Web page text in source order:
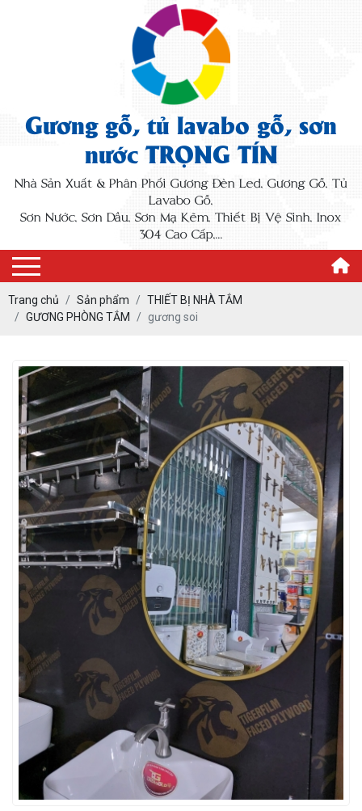
Gương gỗ, tủ lavabo gỗ, sơn
nước TRỌNG TÍN
Nhà Sản Xuất & Phân Phối Gương Đèn Led, Gương Gỗ, Tủ
Lavabo Gỗ,
Sơn Nước, Sơn Dầu, Sơn Mạ Kẽm, Thiết Bị Vệ Sinh, Inox
304 Cao Cấp,...
Trang chủ Sản phẩm
THIẾT BỊ NHÀ TẮM
GƯƠNG PHÒNG TẮM
gương soi